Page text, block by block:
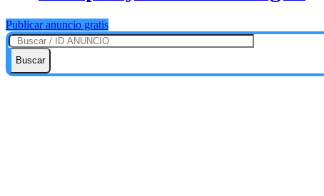
Publicar anuncio gratis
Buscar